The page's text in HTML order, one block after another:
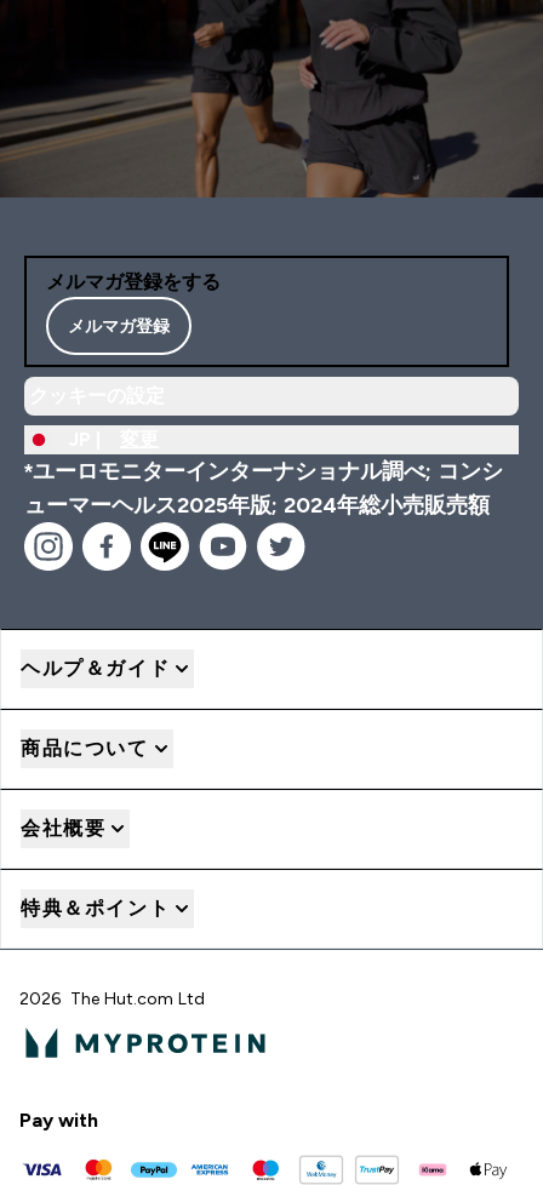
メルマガ登録をする
メルマガ登録
*ユーロモニターインターナショナル調べ; コンシ
ューマーヘルス2025年版; 2024年総小売販売額
ヘルプ＆ガイド
商品について
会社概要
特典＆ポイント
2026 The Hut.com Ltd
Pay with